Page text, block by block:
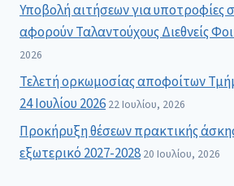
Υποβολή αιτήσεων για υποτροφίες
αφορούν Ταλαντούχους Διεθνείς
2026
Τελετή ορκωμοσίας αποφοίτων
24 Ιουλίου 2026 22 Ιουλίου, 2026
Προκήρυξη θέσεων πρακτικής
εξωτερικό 2027-2028 20 Ιουλίου, 2026